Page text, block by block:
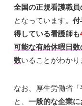
全国の正規看護職
となっています。 付
得している看護師も
可能な有給休暇日
数いることがわかり
なお、厚生労働省
と、 一般的な企業